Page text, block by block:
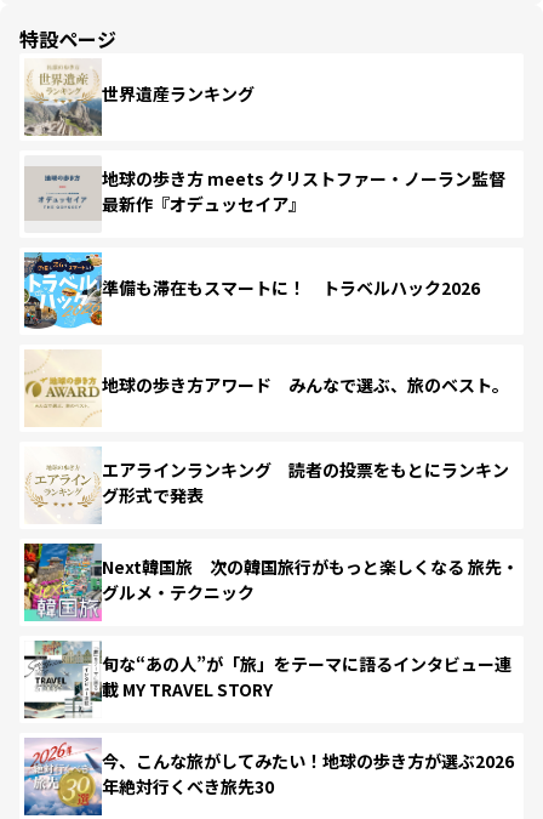
特設ページ
世界遺産ランキング
地球の歩き方 meets クリストファー・ノーラン監督
最新作『オデュッセイア』
準備も滞在もスマートに！ トラベルハック2026
地球の歩き方アワード みんなで選ぶ、旅のベスト。
エアラインランキング 読者の投票をもとにランキン
グ形式で発表
Next韓国旅 次の韓国旅行がもっと楽しくなる 旅先・
グルメ・テクニック
旬な“あの人”が「旅」をテーマに語るインタビュー連
載 MY TRAVEL STORY
今、こんな旅がしてみたい！地球の歩き方が選ぶ2026
年絶対行くべき旅先30